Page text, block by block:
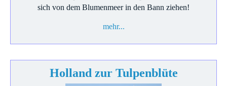
sich von dem Blumenmeer in den Bann ziehen!
mehr...
Holland zur Tulpenblüte